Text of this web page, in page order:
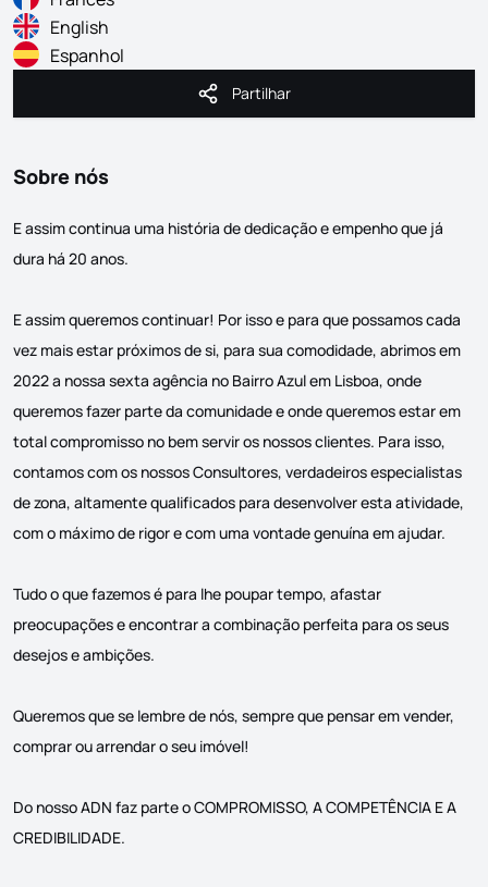
English
Espanhol
Partilhar
Partilhar
Sobre nós
E assim continua uma história de dedicação e empenho que já
dura há 20 anos.
E assim queremos continuar! Por isso e para que possamos cada
vez mais estar próximos de si, para sua comodidade, abrimos em
2022 a nossa sexta agência no Bairro Azul em Lisboa, onde
queremos fazer parte da comunidade e onde queremos estar em
total compromisso no bem servir os nossos clientes. Para isso,
contamos com os nossos Consultores, verdadeiros especialistas
de zona, altamente qualificados para desenvolver esta atividade,
com o máximo de rigor e com uma vontade genuína em ajudar.
Tudo o que fazemos é para lhe poupar tempo, afastar
preocupações e encontrar a combinação perfeita para os seus
desejos e ambições.
Queremos que se lembre de nós, sempre que pensar em vender,
comprar ou arrendar o seu imóvel!
Do nosso ADN faz parte o COMPROMISSO, A COMPETÊNCIA E A
CREDIBILIDADE.